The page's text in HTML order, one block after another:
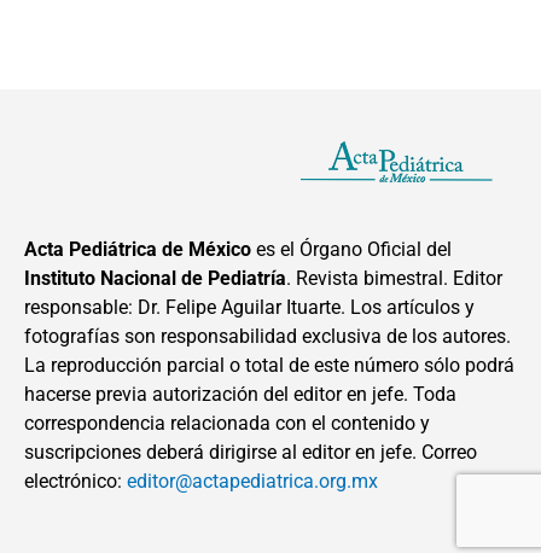
Acta Pediátrica de México es el Órgano Oficial del
Instituto Nacional de Pediatría. Revista bimestral. Editor
responsable: Dr. Felipe Aguilar Ituarte. Los artículos y
fotografías son responsabilidad exclusiva de los autores.
La reproducción parcial o total de este número sólo podrá
hacerse previa autorización del editor en jefe. Toda
correspondencia relacionada con el contenido y
suscripciones deberá dirigirse al editor en jefe. Correo
electrónico: editor@actapediatrica.org.mx